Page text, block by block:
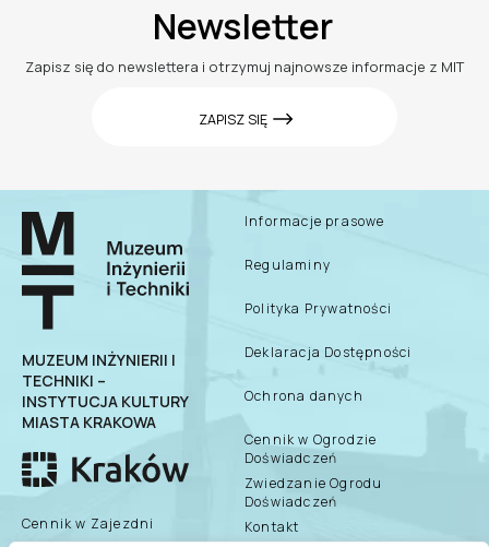
Newsletter
Zapisz się do newslettera i otrzymuj najnowsze informacje z MIT
ZAPISZ SIĘ
MUZEUM INŻYNIERII I
TECHNIKI –
INSTYTUCJA KULTURY
MIASTA KRAKOWA
Cennik w Zajezdni
Informacje prasowe
Regulaminy
Polityka Prywatności
Deklaracja Dostępności
Ochrona danych
Cennik w Ogrodzie
Doświadczeń
Zwiedzanie Ogrodu
Doświadczeń
Kontakt